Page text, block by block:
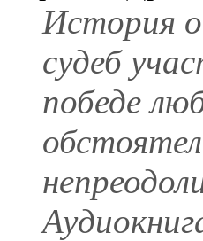
История
судеб
победе